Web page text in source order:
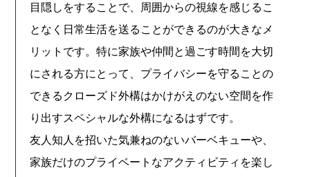
目隠しをすることで、周囲からの視線を感じるこ
となく日常生活を送ることができるのが大きなメ
リットです。特に家族や仲間と過ごす時間を大切
にされる方にとって、プライバシーを守ることの
できるクローズド外構はかけがえのない空間を作
り出すスペシャルな外構になるはずです。
友人知人を招いた気兼ねのないバーベキューや、
家族だけのプライベートなアクティビティを楽し